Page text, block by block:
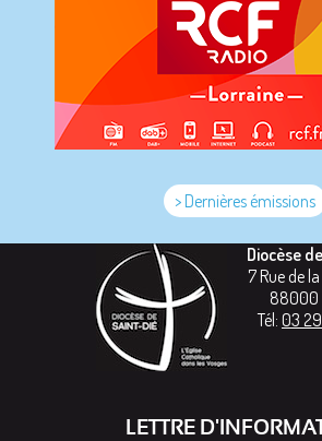
> Dernières émissions
Diocèse
7 Rue de
88000
Tél: 03
LETTRE